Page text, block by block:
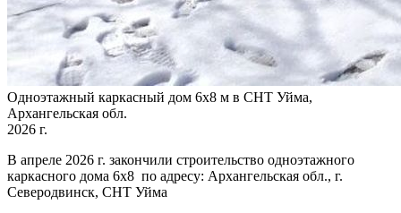
Одноэтажный каркасный дом 6х8 м в СНТ Уйма,
Архангельская обл.
2026 г.
В апреле 2026 г. закончили строительство одноэтажного
каркасного дома 6х8 по адресу: Архангельская обл., г.
Северодвинск, СНТ Уйма